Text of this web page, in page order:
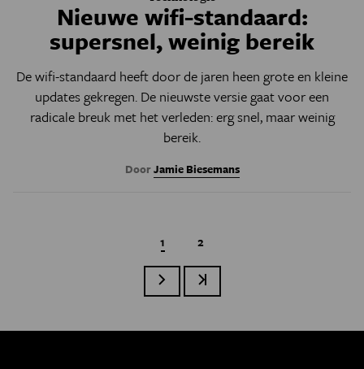
Nieuwe wifi-standaard:
supersnel, weinig bereik
De wifi-standaard heeft door de jaren heen grote en kleine
updates gekregen. De nieuwste versie gaat voor een
radicale breuk met het verleden: erg snel, maar weinig
bereik.
DoorJamie Biesemans
Paginatie
Huidige pagina
1 Page
2
Volgende paginaLaatste pagina